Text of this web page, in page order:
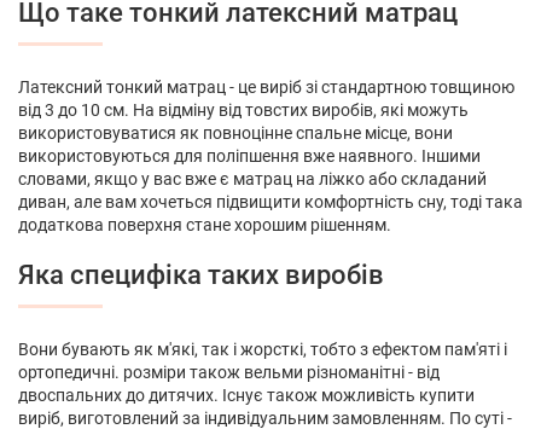
Що таке тонкий латексний матрац
Латексний тонкий матрац - це виріб зі стандартною товщиною
від 3 до 10 см. На відміну від товстих виробів, які можуть
використовуватися як повноцінне спальне місце, вони
використовуються для поліпшення вже наявного. Іншими
словами, якщо у вас вже є матрац на ліжко або складаний
диван, але вам хочеться підвищити комфортність сну, тоді така
додаткова поверхня стане хорошим рішенням.
Яка специфіка таких виробів
Вони бувають як м'які, так і жорсткі, тобто з ефектом пам'яті і
ортопедичні. розміри також вельми різноманітні - від
двоспальних до дитячих. Існує також можливість купити
виріб, виготовлений за індивідуальним замовленням. По суті -